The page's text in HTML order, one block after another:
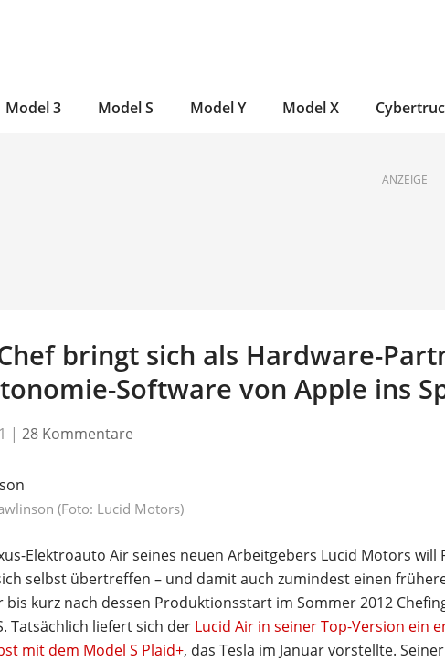
Model 3 Model S Model Y Model X
ANZEIGE
bringt sich als Hardware-
Software von Apple ins
| 28 Kommentare
(Foto: Lucid Motors)
Elektroauto Air seines neuen Arbeitgebers Lucid Motors will
selbst übertreffen – und damit auch zumindest einen
bis kurz nach dessen Produktionsstart im Sommer 2012
Tatsächlich liefert sich der Lucid Air in seiner Top-Version ein
mit dem Model S Plaid+, das Tesla im Januar vorstellte.